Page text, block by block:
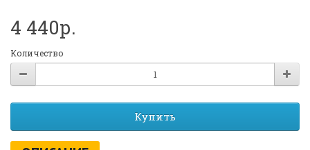
4 440р.
Количество
Купить